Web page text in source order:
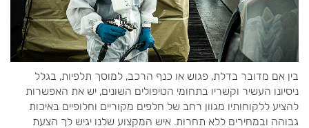
בין אם מדובר בדלת, פגוש או כנף הרכב, למוסך תלפיות, בגלל
ניסיונו העשיר וקשריו בתחומי הטיפולים השונים, יש את האפשרות
להציע ללקוחותיו מגוון רחב של חלפים מקוריים וחלופיים באיכות
גבוהה ובמחירים ללא תחרות. איש המקצוע שלנו יגיש לך הצעת